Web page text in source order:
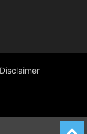
Disclaimer